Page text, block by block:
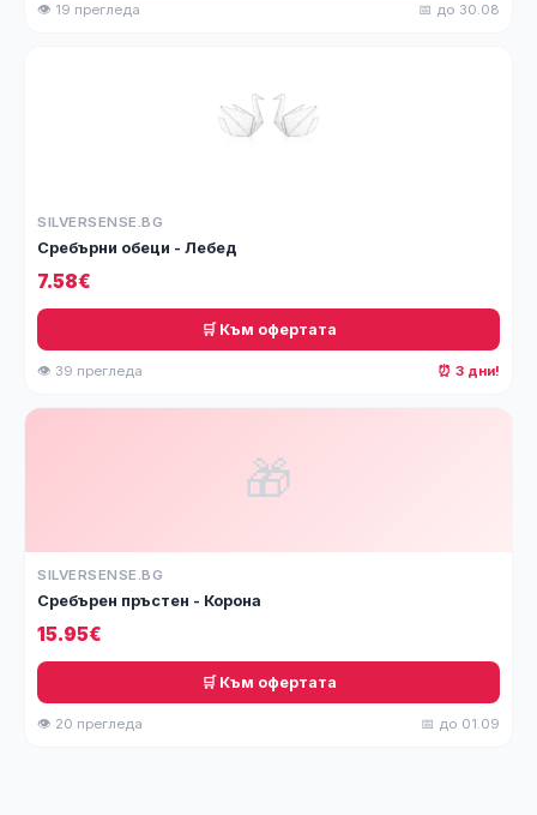
👁 19 прегледа 📅 до 30.08
SILVERSENSE.BG
Сребърни обеци - Лебед
7.58€
🛒 Към офертата
👁 39 прегледа ⏰ 3 дни!
🎁
SILVERSENSE.BG
Сребърен пръстен - Корона
15.95€
🛒 Към офертата
👁 20 прегледа 📅 до 01.09